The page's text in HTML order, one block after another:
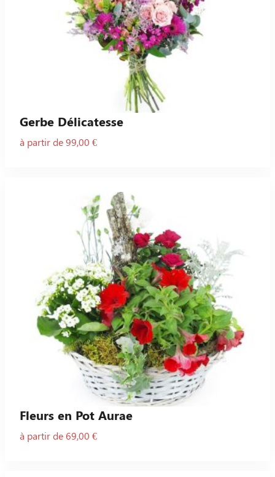
Gerbe Délicatesse
à partir de 99,00 €
Fleurs en Pot Aurae
à partir de 69,00 €